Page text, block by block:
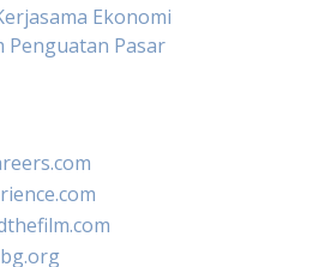
Ekonomi
Penguatan Pasar